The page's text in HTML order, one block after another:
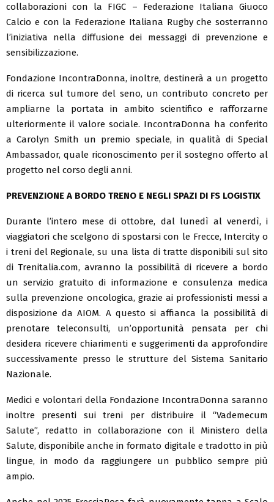
collaborazioni con la FIGC – Federazione Italiana Giuoco
Calcio e con la Federazione Italiana Rugby che sosterranno
l’iniziativa nella diffusione dei messaggi di prevenzione e
sensibilizzazione.
Fondazione IncontraDonna, inoltre, destinerà a un progetto
di ricerca sul tumore del seno, un contributo concreto per
ampliarne la portata in ambito scientifico e rafforzarne
ulteriormente il valore sociale. IncontraDonna ha conferito
a Carolyn Smith un premio speciale, in qualità di Special
Ambassador, quale riconoscimento per il sostegno offerto al
progetto nel corso degli anni.
PREVENZIONE A BORDO TRENO E NEGLI SPAZI DI FS LOGISTIX
Durante l’intero mese di ottobre, dal lunedì al venerdì, i
viaggiatori che scelgono di spostarsi con le Frecce, Intercity o
i treni del Regionale, su una lista di tratte disponibili sul sito
di Trenitalia.com, avranno la possibilità di ricevere a bordo
un servizio gratuito di informazione e consulenza medica
sulla prevenzione oncologica, grazie ai professionisti messi a
disposizione da AIOM. A questo si affianca la possibilità di
prenotare teleconsulti, un’opportunità pensata per chi
desidera ricevere chiarimenti e suggerimenti da approfondire
successivamente presso le strutture del Sistema Sanitario
Nazionale.
Medici e volontari della Fondazione IncontraDonna saranno
inoltre presenti sui treni per distribuire il “Vademecum
Salute”, redatto in collaborazione con il Ministero della
Salute, disponibile anche in formato digitale e tradotto in più
lingue, in modo da raggiungere un pubblico sempre più
ampio.